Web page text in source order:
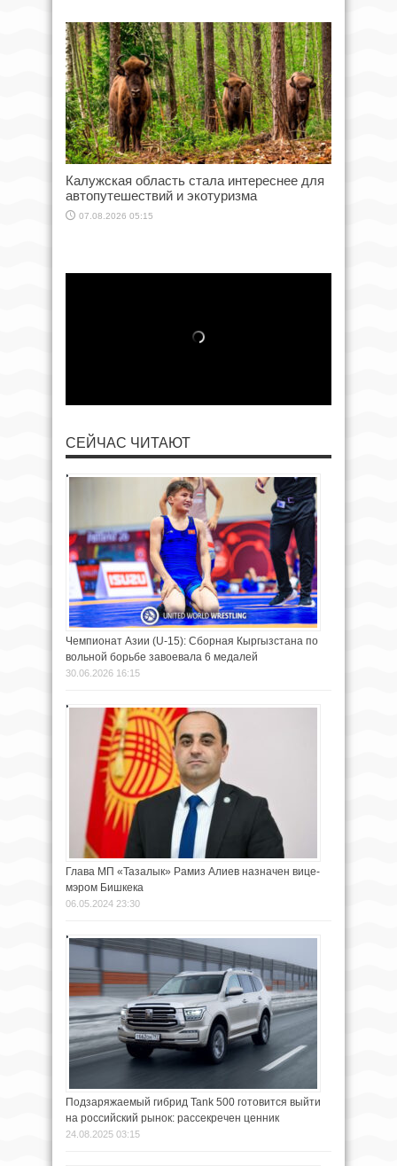
Калужская область стала интереснее для
автопутешествий и экотуризма
07.08.2026 05:15
СЕЙЧАС ЧИТАЮТ
Чемпионат Азии (U-15): Сборная Кыргызстана по
вольной борьбе завоевала 6 медалей
30.06.2026 16:15
Глава МП «Тазалык» Рамиз Алиев назначен вице-
мэром Бишкека
06.05.2024 23:30
Подзаряжаемый гибрид Tank 500 готовится выйти
на российский рынок: рассекречен ценник
24.08.2025 03:15